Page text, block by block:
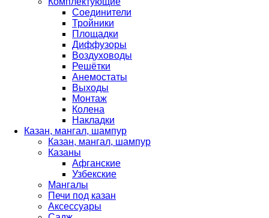
Соединители
Тройники
Площадки
Диффузоры
Воздуховоды
Решётки
Анемостаты
Выходы
Монтаж
Колена
Накладки
Казан, мангал, шампур
Казан, мангал, шампур
Казаны
Афганские
Узбекские
Мангалы
Печи под казан
Аксессуары